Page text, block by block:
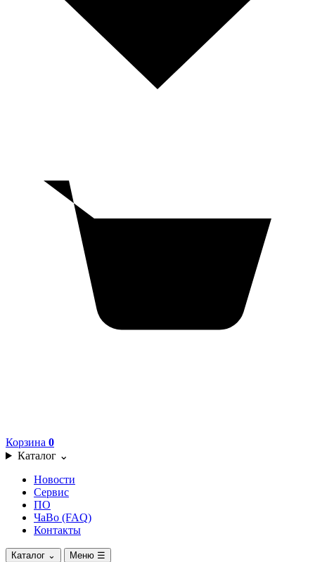
Корзина 0
Каталог ⌄
Новости
Сервис
ПО
ЧаВо (FAQ)
Контакты
Каталог ⌄ Меню ☰